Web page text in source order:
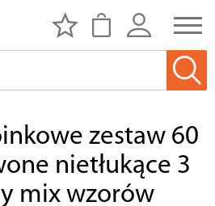
zestaw 60
nietłukące 3
mix wzorów